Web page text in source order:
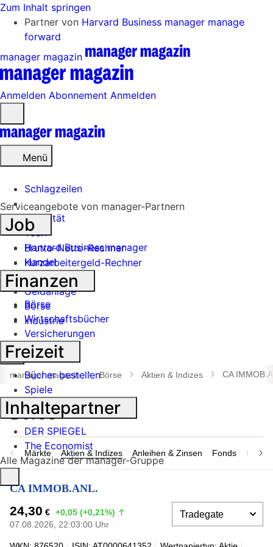
Zum Inhalt springen
Partner von Harvard Business manager manage
forward
manager magazin
Anmelden Abonnement Anmelden
öffnen
Menü
Schlagzeilen
Mobilität
Tech
Harvard Business manager
Handel
Banken
Geldanlage
Börse
Industrie
Suche
öffnen
manager magazin Börse Aktien & Indizes CA
Märkte Aktien & Indizes Anleihen & Zinsen Fonds
CA IMMOB.ANL.
24,30 € +0,05 (+0,21%)
07.08.2026, 22:03:00 Uhr
Serviceangebote von manager-Partnern
Job
Brutto-Netto-Rechner
Kurzarbeitergeld-Rechner
Finanzen
Börse
Wirtschaftsbücher
Versicherungen
Freizeit
Bücher bestellen
Spiele
Inhaltepartner
DER SPIEGEL
The Economist
Alle Magazine der manager-Gruppe